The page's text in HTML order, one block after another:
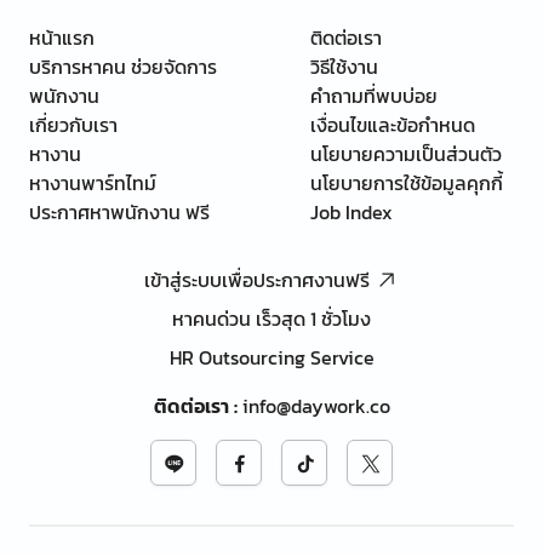
หน้าแรก
บริการหาคน ช่วยจัดการ
พนักงาน
เกี่ยวกับเรา
หางาน
หางานพาร์ทไทม์
ประกาศหาพนักงาน ฟรี
ติดต่อเรา
วิธีใช้งาน
คำถามที่พบบ่อย
เงื่อนไขและข้อกำหนด
นโยบายความเป็นส่วนตัว
นโยบายการใช้ข้อมูลคุกกี้
Job Index
เข้าสู่ระบบเพื่อประกาศงานฟรี
หาคนด่วน เร็วสุด 1 ชั่วโมง
HR Outsourcing Service
ติดต่อเรา:info@daywork.co